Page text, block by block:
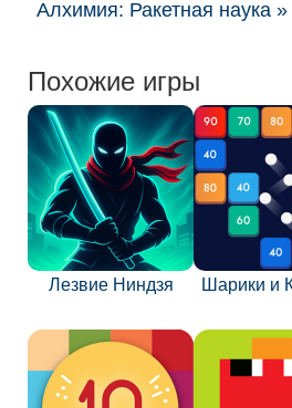
Алхимия: Ракетная наука »
Похожие игры
Лезвие Ниндзя Шарики и